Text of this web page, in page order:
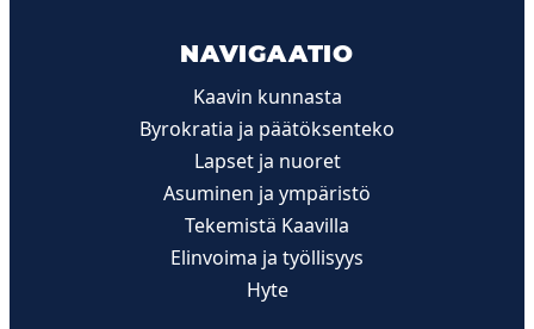
NAVIGAATIO
Kaavin kunnasta
Byrokratia ja päätöksenteko
Lapset ja nuoret
Asuminen ja ympäristö
Tekemistä Kaavilla
Elinvoima ja työllisyys
Hyte